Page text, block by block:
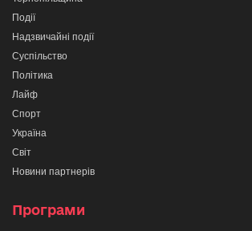
Події
Надзвичайні події
Суспільство
Політика
Лайф
Спорт
Україна
Світ
Новини партнерів
Програми